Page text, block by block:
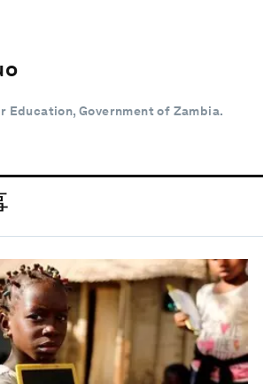
Education, Government of Zambia.